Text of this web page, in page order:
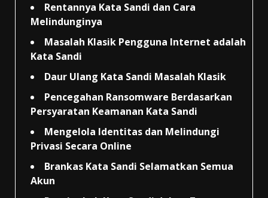
Rentannya Kata Sandi dan Cara
Melindunginya
Masalah Klasik Pengguna Internet adalah
Kata Sandi
Daur Ulang Kata Sandi Masalah Klasik
Pencegahan Ransomware Berdasarkan
Persyaratan Keamanan Kata Sandi
Mengelola Identitas dan Melindungi
Privasi Secara Online
Brankas Kata Sandi Selamatkan Semua
Akun